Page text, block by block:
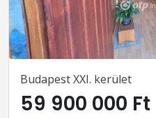
Budapest XXI. kerület
59 900 000 Ft